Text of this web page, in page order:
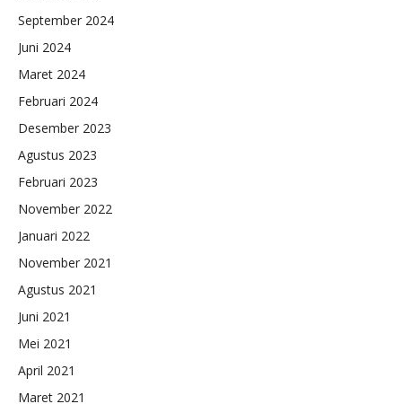
September 2024
Juni 2024
Maret 2024
Februari 2024
Desember 2023
Agustus 2023
Februari 2023
November 2022
Januari 2022
November 2021
Agustus 2021
Juni 2021
Mei 2021
April 2021
Maret 2021